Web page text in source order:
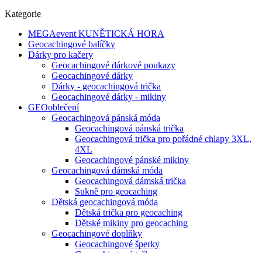
Kategorie
MEGAevent KUNĚTICKÁ HORA
Geocachingové balíčky
Dárky pro kačery
Geocachingové dárkové poukazy
Geocachingové dárky
Dárky - geocachingová trička
Geocachingové dárky - mikiny
GEOoblečení
Geocachingová pánská móda
Geocachingová pánská trička
Geocachingová trička pro pořádné chlapy 3XL,
4XL
Geocachingové pánské mikiny
Geocachingová dámská móda
Geocachingová dámská trička
Sukně pro geocaching
Dětská geocachingová móda
Dětská trička pro geocaching
Dětské mikiny pro geocaching
Geocachingové doplňky
Geocachingové šperky